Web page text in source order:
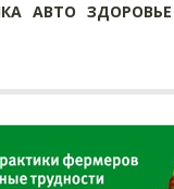
АВТО ЗДОРОВЬЕ